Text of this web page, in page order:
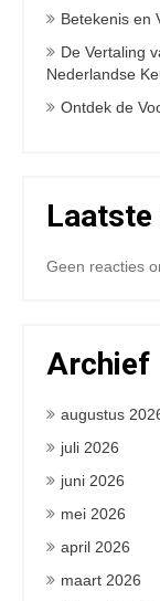
Betekenis en
De Vertaling
Nederlandse
Ontdek de
Geen reacties
Archief
augustus
juli 2026
juni 2026
mei 2026
april 2026
maart 2026